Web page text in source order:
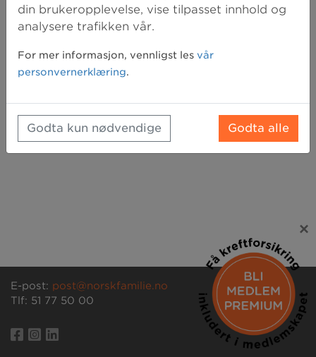
E-post: post@norskfamilie.no
Tlf: 51 77 50 00
×
din brukeropplevelse, vise tilpasset innhold og
analysere trafikken vår.
For mer informasjon, vennligst les vår
personvernerklæring.
Godta kun nødvendige Godta alle